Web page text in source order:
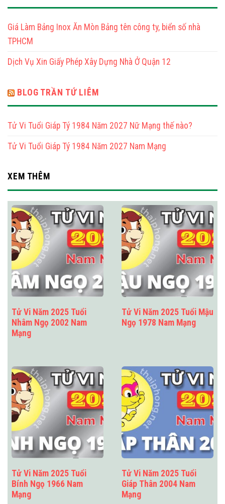
Mạng
Tuổi
Thìn
Giá Làm Bảng Inox Ăn Mòn Bảng tên công ty, biển số nhà
TPHCM
Dịch Vụ Xin Giấy Phép Xây Dựng Nhà Ở Quận 12
BLOG TRẦN TỨ LIÊM
Tử Vi Tuổi Giáp Tý 1984 Năm 2027 Nữ Mạng thế nào?
Tử Vi Tuổi Giáp Tý 1984 Năm 2027 Nam Mạng
XEM THÊM
Tử Vi Năm 2025 Tuổi
Nhâm Ngọ 2002 Nam
Mạng
Tử Vi Năm 2025 Tuổi Mậu
Ngọ 1978 Nam Mạng
Tử Vi Năm 2025 Tuổi
Bính Ngọ 1966 Nam
Mạng
Tử Vi Năm 2025 Tuổi
Giáp Thân 2004 Nam
Mạng